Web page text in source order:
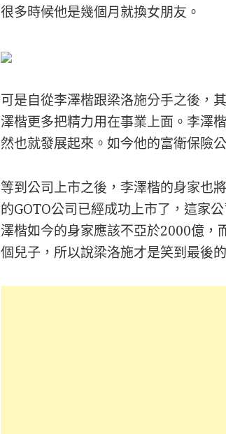
很多時候他是幾個月就換女朋友。
可是自從李澤楷跟梁洛施分手之後，
澤楷更多把精力用在事業上面。李澤
然也就發展起來。如今他的富衛保險
等到公司上市之後，李澤楷的身家也
的GOTO公司已經成功上市了，這家
澤楷如今的身家應該不亞於2000億，
個兒子，所以說梁洛施才是笑到最後